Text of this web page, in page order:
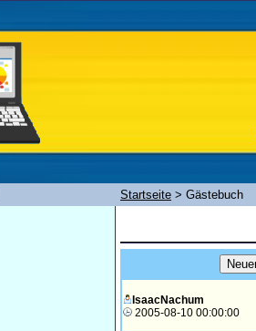
Startseite > Gästebuch
IsaacNachum
2005-08-10 00:00:00